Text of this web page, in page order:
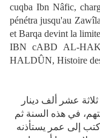
cuqba Ibn Nâfic,
pénétra jusqu'au
et Barqa devint la
IBN cABD AL-
HALDÛN, Histoire
عشر ألف دينار
في هذه السنة ثم
إلى عمر يستأذنه